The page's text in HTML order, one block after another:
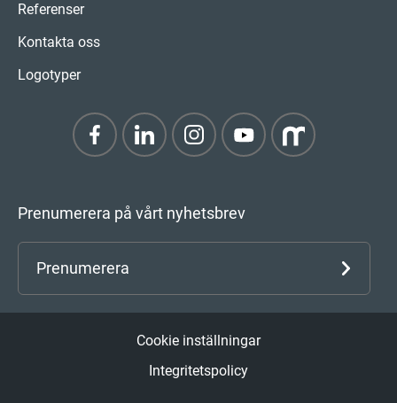
Referenser
Kontakta oss
Logotyper
Prenumerera på vårt nyhetsbrev
Prenumerera
Cookie inställningar
Integritetspolicy